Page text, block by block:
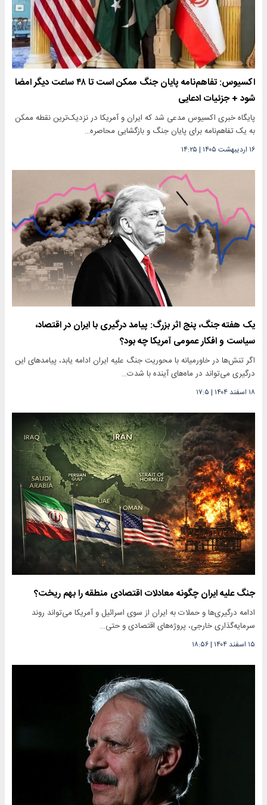
اکسیوس: تفاهم‌نامه پایان جنگ ممکن است تا ۴۸ ساعت دیگر امضا
شود + جزئیات ادعایی
پایگاه خبری اکسیوس مدعی شد که ایران و آمریکا در نزدیک‌ترین نقطه ممکن
به یک تفاهم‌نامه برای پایان جنگ و بازگشایی محاصره…
۱۶ اردیبهشت ۱۴۰۵ | ۱۴:۲۵
یک هفته جنگ، پنج اثر بزرگ: پیامد درگیری با ایران در اقتصاد،
سیاست و افکار عمومی آمریکا چه بود؟
اگر تنش‌ها در خاورمیانه با محوریت جنگ علیه ایران ادامه یابد، پیامدهای این
درگیری می‌تواند در ماه‌های آینده با شدت…
۱۸ اسفند ۱۴۰۴ | ۱۷:۵
جنگ علیه ایران چگونه معادلات اقتصادی منطقه را بهم ریخت؟
ادامه درگیری‌ها و حملات به ایران از سوی اسرائیل و آمریکا می‌تواند روند
سرمایه‌گذاری خارجی، پروژه‌های اقتصادی و حتی…
۱۵ اسفند ۱۴۰۴ |۱۸:۵۶